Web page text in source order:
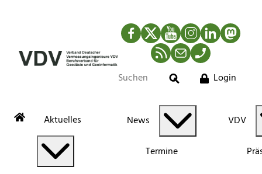
Facebook
TwitterYouTubeInstagram
LinkedIn
RSS-Newsfeed
MailTelefon
Suche
Login
Aktuelles News
Termine
VDV